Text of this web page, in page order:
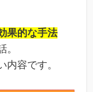
果的な手法
。
容です。